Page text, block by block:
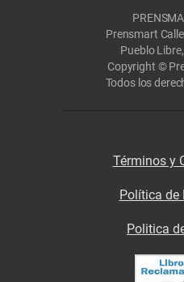
Prensmart
Pueblo
Copyright ©
Todos los
Términos y
Política de
Politica